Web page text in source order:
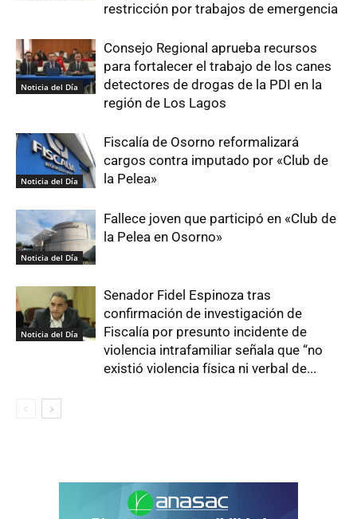
restricción por trabajos de emergencia
Noticia del Día
Consejo Regional aprueba recursos
para fortalecer el trabajo de los canes
detectores de drogas de la PDI en la
región de Los Lagos
Noticia del Día
Fiscalía de Osorno reformalizará
cargos contra imputado por «Club de
la Pelea»
Noticia del Día
Fallece joven que participó en «Club de
la Pelea en Osorno»
Noticia del Día
Senador Fidel Espinoza tras
confirmación de investigación de
Fiscalía por presunto incidente de
violencia intrafamiliar señala que “no
existió violencia física ni verbal de...